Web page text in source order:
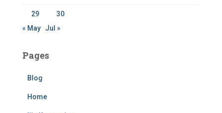
29
30
« May
Jul »
Pages
Blog
Home